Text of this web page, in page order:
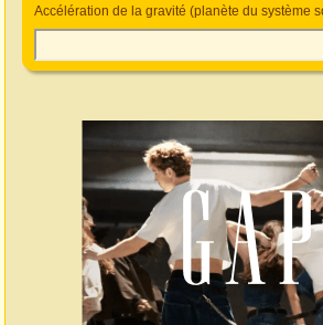
Accélération de la gravité (planète du système